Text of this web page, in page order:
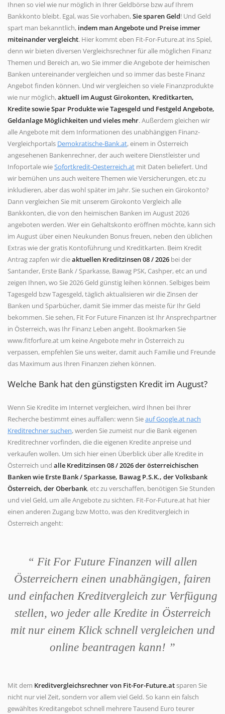
Ihnen so viel wie nur möglich in Ihrer Geldbörse bzw auf Ihrem
Bankkonto bleibt. Egal, was Sie vorhaben,Sie sparen Geld! Und Geld
spart man bekanntlich, indem man Angebote und Preise immer
miteinander vergleicht. Hier kommt eben Fit-For-Future.at ins Spiel,
denn wir bieten diversen Vergleichsrechner für alle möglichen Finanz
Themen und Bereich an, wo Sie immer die Angebote der heimischen
Banken untereinander vergleichen und so immer das beste Finanz
Angebot finden können. Und wir vergleichen so viele Finanzprodukte
wie nur möglich,aktuell im August Girokonten, Kreditkarten,
Kredite sowie Spar Produkte wie Tagesgeld und Festgeld Angebote,
Geldanlage Möglichkeiten und vieles mehr. Außerdem gleichen wir
alle Angebote mit dem Informationen des unabhängigen Finanz-
Vergleichportals Demokratische-Bank.at, einem in Österreich
angesehenen Bankenrechner, der auch weitere Dienstleister und
Infoportale wieSofortkredit-Oesterreich.at mit Daten beliefert. Und
wir bemühen uns auch weitere Themen wie Versicherungen, etc zu
inkludieren, aber das wohl später im Jahr. Sie suchen ein Girokonto?
Dann vergleichen Sie mit unserem Girokonto Vergleich alle
Bankkonten, die von den heimischen Banken im August 2026
angeboten werden. Wer ein Gehaltskonto eröffnen möchte, kann sich
im August über einen Neukunden Bonus freuen, neben den üblichen
Extras wie der gratis Kontoführung und Kreditkarten. Beim Kredit
Antrag zapfen wir dieaktuellen Kreditzinsen 08 / 2026 bei der
Santander, Erste Bank / Sparkasse, Bawag PSK, Cashper, etc an und
zeigen Ihnen, wo Sie 2026 Geld günstig leihen können. Selbiges beim
Tagesgeld bzw Tagesgeld, täglich aktualisieren wir die Zinsen der
Banken und Sparbücher, damit Sie immer das meiste für Ihr Geld
bekommen. Sie sehen, Fit For Future Finanzen ist Ihr Ansprechpartner
in Österreich, was Ihr Finanz Leben angeht. Bookmarken Sie
www.fitforfure.at um keine Angebote mehr in Österreich zu
verpassen, empfehlen Sie uns weiter, damit auch Familie und Freunde
das Maximum aus Ihren Finanzen ziehen können.
Welche Bank hat den günstigsten Kredit im August?
Wenn Sie Kredite im Internet vergleichen, wird Ihnen bei Ihrer
Recherche bestimmt eines auffallen: wenn Sieauf Google.at nach
Kreditrechner suchen, werden Sie zumeist nur die Bank eigenen
Kreditrechner vorfinden, die die eigenen Kredite anpreise und
verkaufen wollen. Um sich hier einen Überblick über alle Kredite in
Österreich und alle Kreditzinsen 08 / 2026 der österreichischen
Banken wie Erste Bank / Sparkasse, Bawag P.S.K., der Volksbank
Österreich, der Oberbank, etc zu verschaffen, benötigen Sie Stunden
und viel Geld, um alle Angebote zu sichten. Fit-For-Future.at hat hier
einen anderen Zugang bzw Motto, was den Kreditvergleich in
Österreich angeht:
“ Fit For Future Finanzen will allen
Österreichern einen unabhängigen, fairen
und einfachen Kreditvergleich zur Verfügung
stellen, wo jeder alle Kredite in Österreich
mit nur einem Klick schnell vergleichen und
online beantragen kann! ”
Mit dem Kreditvergleichsrechner von Fit-For-Future.atsparen Sie
nicht nur viel Zeit, sondern vor allem viel Geld. So kann ein falsch
gewähltes Kreditangebot schnell mehrere Tausend Euro teurer